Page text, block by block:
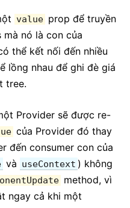
value prop để truyền
nó là con của
thể kết nối đến nhiều
lồng nhau để ghi đè giá
tree.
Provider sẽ được re-
của Provider đó thay
đến consumer con của
và useContext ) không
method, vì
ngay cả khi một